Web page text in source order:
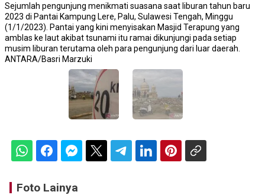
Sejumlah pengunjung menikmati suasana saat liburan tahun baru
2023 di Pantai Kampung Lere, Palu, Sulawesi Tengah, Minggu
(1/1/2023). Pantai yang kini menyisakan Masjid Terapung yang
amblas ke laut akibat tsunami itu ramai dikunjungi pada setiap
musim liburan terutama oleh para pengunjung dari luar daerah.
ANTARA/Basri Marzuki
Foto Lainya